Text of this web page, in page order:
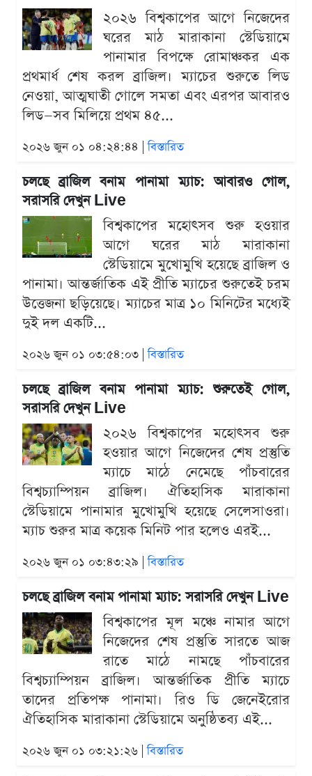
২০২৬ বিশ্বকাপের আগে নিজেদের
ঘরের মাঠ মারাকানা স্টেডিয়ামে
পানামার বিপক্ষে রোমাঞ্চকর এক
প্রথমার্ধ শেষ করল ব্রাজিল। ম্যাচের শুরুতে লিড
নেওয়া, আত্মঘাতী গোলে সমতা এবং এরপর আবারও
লিড—সব মিলিয়ে প্রথম ৪৫...
২০২৬ জুন ০১ ০৪:২৪:৪৪ |বিস্তারিত
চলছে ব্রাজিল বনাম পানামা ম্যাচ: আবারও গোল,
সরাসরি দেখুন Live
বিশ্বকাপের মহোৎসব শুরু হওয়ার
আগে ঘরের মাঠ মারাকানা
স্টেডিয়ামে মুখোমুখি হয়েছে ব্রাজিল ও
পানামা। আন্তর্জাতিক এই প্রীতি ম্যাচের শুরুতেই চরম
উত্তেজনা ছড়িয়েছে। ম্যাচের মাত্র ১০ মিনিটের মধ্যেই
দুই দল একটি...
২০২৬ জুন ০১ ০৩:৫৪:০৩ |বিস্তারিত
চলছে ব্রাজিল বনাম পানামা ম্যাচ: শুরুতেই গোল,
সরাসরি দেখুন Live
২০২৬ বিশ্বকাপের মহোৎসব শুরু
হওয়ার আগে নিজেদের শেষ প্রস্তুতি
ম্যাচে মাঠে নেমেছে পাঁচবারের
বিশ্বচ্যাম্পিয়ন ব্রাজিল। ঐতিহাসিক মারাকানা
স্টেডিয়ামে পানামার মুখোমুখি হয়েছে সেলেসাওরা।
ম্যাচ শুরুর মাত্র কয়েক মিনিট পার হলেও এরই...
২০২৬ জুন ০১ ০৩:৪৩:২৯ |বিস্তারিত
চলছে ব্রাজিল বনাম পানামা ম্যাচ: সরাসরি দেখুন Live
বিশ্বকাপের মূল মঞ্চে নামার আগে
নিজেদের শেষ প্রস্তুতি সারতে আজ
রাতে মাঠে নামছে পাঁচবারের
বিশ্বচ্যাম্পিয়ন ব্রাজিল। আন্তর্জাতিক প্রীতি ম্যাচে
তাদের প্রতিপক্ষ পানামা। রিও ডি জেনেইরোর
ঐতিহাসিক মারাকানা স্টেডিয়ামে অনুষ্ঠিতব্য এই...
২০২৬ জুন ০১ ০৩:২১:২৬ |বিস্তারিত